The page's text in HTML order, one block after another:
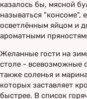
казалось бы, мясной
называться "консоме",
осветлённым яйцом и
ароматными
Желанные гости на
столе - всевозможные
также соленья и
которых заставляет
быстрее. В список